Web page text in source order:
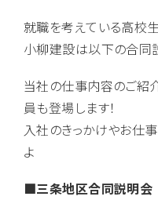
就職を考えている高校
小柳建設は以下の合同
当社の仕事内容のご紹
員も登場します！
入社のきっかけやお仕
よ
■三条地区合同説明